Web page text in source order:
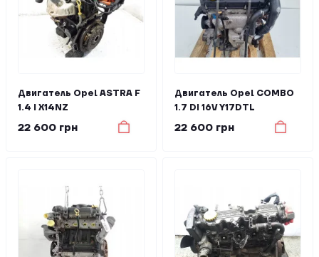
Двигатель Opel ASTRA F
1.4 I X14NZ
22 600 грн
Двигатель Opel COMBO
1.7 DI 16V Y17DTL
22 600 грн